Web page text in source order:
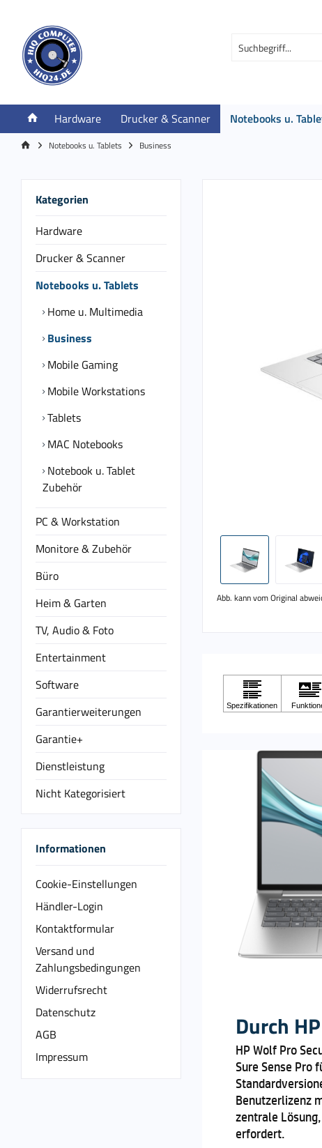
Hardware Drucker & Scanner Notebooks u.
Notebooks u. Tablets Business
Kategorien
Hardware
Drucker & Scanner
Notebooks u. Tablets
Home u. Multimedia
Business
Mobile Gaming
Mobile Workstations
Tablets
MAC Notebooks
Notebook u. Tablet
Zubehör
PC & Workstation
Monitore & Zubehör
Büro
Heim & Garten
TV, Audio & Foto
Entertainment
Software
Garantierweiterungen
Garantie+
Dienstleistung
Nicht Kategorisiert
Informationen
Cookie-Einstellungen
Händler-Login
Kontaktformular
Versand und
Zahlungsbedingungen
Widerrufsrecht
Datenschutz
AGB
Impressum
Abb. kann vom Original
Durch
HP Wolf Pro
Sure Sense Pro
Benutzerlizenz
zentrale
erfordert.